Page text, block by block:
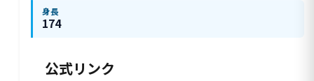
身長
174
公式リンク